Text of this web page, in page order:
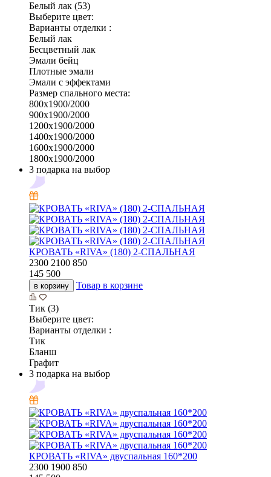
Белый лак (53)
Выберите цвет:
Варианты отделки :
Белый лак
Бесцветный лак
Эмали бейц
Плотные эмали
Эмали с эффектами
Размер спального места:
800х1900/2000
900х1900/2000
1200х1900/2000
1400х1900/2000
1600х1900/2000
1800х1900/2000
3 подарка на выбор
КРОВАТЬ «RIVA» (180) 2-СПАЛЬНАЯ
2300 2100 850
145 500
в корзину Товар в корзине
Тик (3)
Выберите цвет:
Варианты отделки :
Тик
Бланш
Графит
3 подарка на выбор
КРОВАТЬ «RIVA» двуспальная 160*200
2300 1900 850